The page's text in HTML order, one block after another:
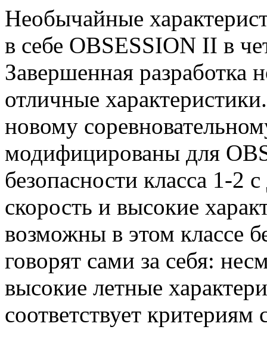
Необычайные
в себе OBSESSION II в
Завершенная разработка
отличные
новому
модифицированы для
безопасности класса 1-2
скорость и высокие
возможны в этом классе
говорят сами за себя:
высокие летные
соответствует